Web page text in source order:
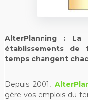
AlterPlanning :
établissements
temps changent
Depuis 2001,
gère vos emplois du